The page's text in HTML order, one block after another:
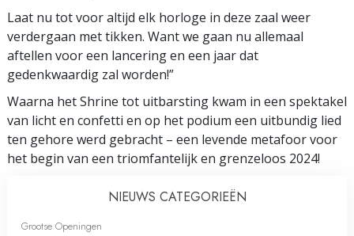
Laat nu tot voor altijd elk horloge in deze zaal weer
verdergaan met tikken. Want we gaan nu allemaal
aftellen voor een lancering en een jaar dat
gedenkwaardig zal worden!”
Waarna het Shrine tot uitbarsting kwam in een spektakel
van licht en confetti en op het podium een uitbundig lied
ten gehore werd gebracht – een levende metafoor voor
het begin van een triomfantelijk en grenzeloos 2024!
NIEUWS CATEGORIEËN
Grootse Openingen